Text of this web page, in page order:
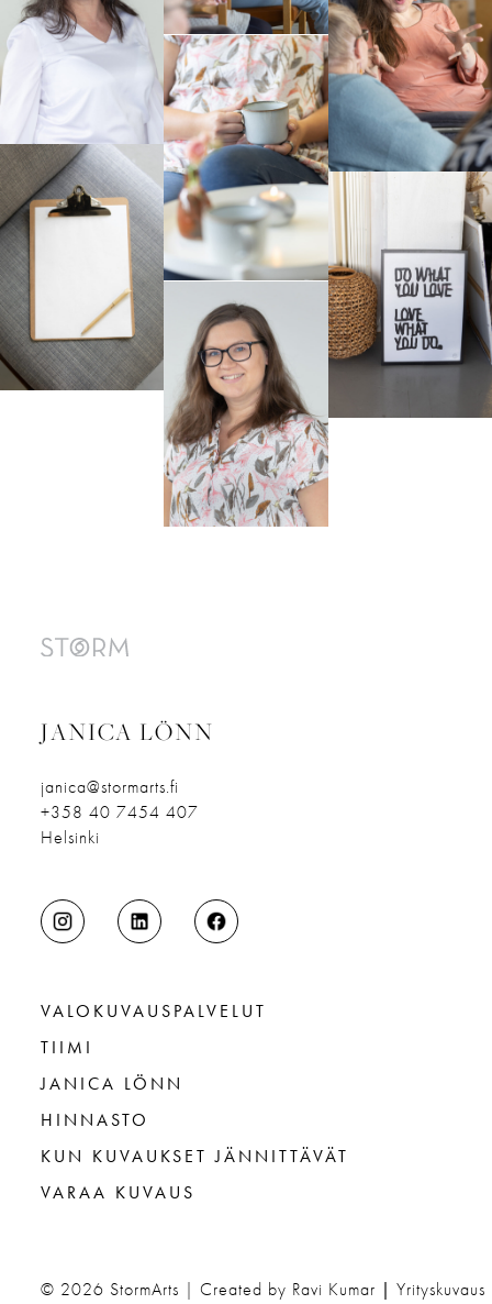
JANICA LÖNN
janica@stormarts.fi
+358 40 7454 407
Helsinki
VALOKUVAUSPALVELUT
TIIMI
JANICA LÖNN
HINNASTO
KUN KUVAUKSET JÄNNITTÄVÄT
VARAA KUVAUS
© 2026 StormArts | Created by Ravi Kumar | Yrityskuvaus